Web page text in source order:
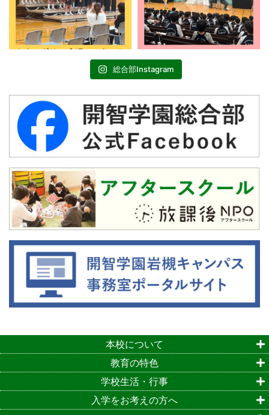
総合部Instagram
本校について
教育の特色
学校生活・行事
入学をお考えの方へ